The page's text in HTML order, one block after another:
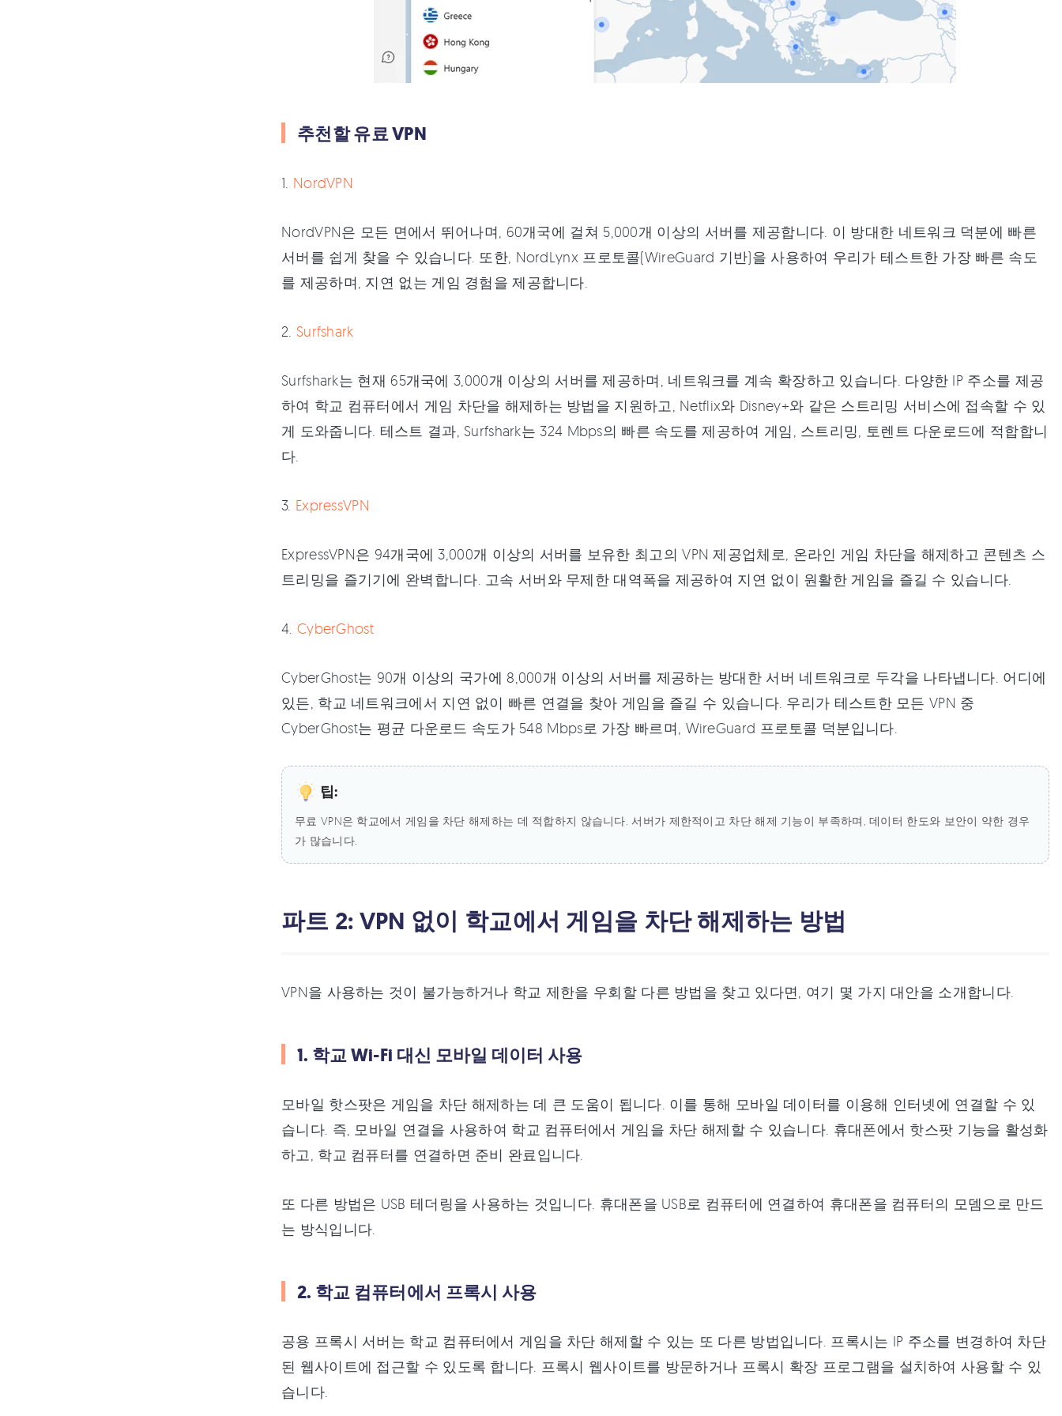
추천할 유료 VPN
1. NordVPN
NordVPN은 모든 면에서 뛰어나며, 60개국에 걸쳐 5,000개 이상의 서버를 제공합니다. 이 방대한 네트워크 덕분에 빠른
서버를 쉽게 찾을 수 있습니다. 또한, NordLynx 프로토콜(WireGuard 기반)을 사용하여 우리가 테스트한 가장 빠른 속도
를 제공하며, 지연 없는 게임 경험을 제공합니다.
2. Surfshark
Surfshark는 현재 65개국에 3,000개 이상의 서버를 제공하며, 네트워크를 계속 확장하고 있습니다. 다양한 IP 주소를 제공
하여 학교 컴퓨터에서 게임 차단을 해제하는 방법을 지원하고, Netflix와 Disney+와 같은 스트리밍 서비스에 접속할 수 있
게 도와줍니다. 테스트 결과, Surfshark는 324 Mbps의 빠른 속도를 제공하여 게임, 스트리밍, 토렌트 다운로드에 적합합니
다.
3. ExpressVPN
ExpressVPN은 94개국에 3,000개 이상의 서버를 보유한 최고의 VPN 제공업체로, 온라인 게임 차단을 해제하고 콘텐츠 스
트리밍을 즐기기에 완벽합니다. 고속 서버와 무제한 대역폭을 제공하여 지연 없이 원활한 게임을 즐길 수 있습니다.
4. CyberGhost
CyberGhost는 90개 이상의 국가에 8,000개 이상의 서버를 제공하는 방대한 서버 네트워크로 두각을 나타냅니다. 어디에
있든, 학교 네트워크에서 지연 없이 빠른 연결을 찾아 게임을 즐길 수 있습니다. 우리가 테스트한 모든 VPN 중
CyberGhost는 평균 다운로드 속도가 548 Mbps로 가장 빠르며, WireGuard 프로토콜 덕분입니다.
팁:
무료 VPN은 학교에서 게임을 차단 해제하는 데 적합하지 않습니다. 서버가 제한적이고 차단 해제 기능이 부족하며, 데이터 한도와 보안이 약한 경우
가 많습니다.
파트 2: VPN 없이 학교에서 게임을 차단 해제하는 방법
VPN을 사용하는 것이 불가능하거나 학교 제한을 우회할 다른 방법을 찾고 있다면, 여기 몇 가지 대안을 소개합니다.
1. 학교 Wi-Fi 대신 모바일 데이터 사용
모바일 핫스팟은 게임을 차단 해제하는 데 큰 도움이 됩니다. 이를 통해 모바일 데이터를 이용해 인터넷에 연결할 수 있
습니다. 즉, 모바일 연결을 사용하여 학교 컴퓨터에서 게임을 차단 해제할 수 있습니다. 휴대폰에서 핫스팟 기능을 활성화
하고, 학교 컴퓨터를 연결하면 준비 완료입니다.
또 다른 방법은 USB 테더링을 사용하는 것입니다. 휴대폰을 USB로 컴퓨터에 연결하여 휴대폰을 컴퓨터의 모뎀으로 만드
는 방식입니다.
2. 학교 컴퓨터에서 프록시 사용
공용 프록시 서버는 학교 컴퓨터에서 게임을 차단 해제할 수 있는 또 다른 방법입니다. 프록시는 IP 주소를 변경하여 차단
된 웹사이트에 접근할 수 있도록 합니다. 프록시 웹사이트를 방문하거나 프록시 확장 프로그램을 설치하여 사용할 수 있
습니다.